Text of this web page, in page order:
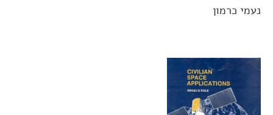
נעמי כרמון